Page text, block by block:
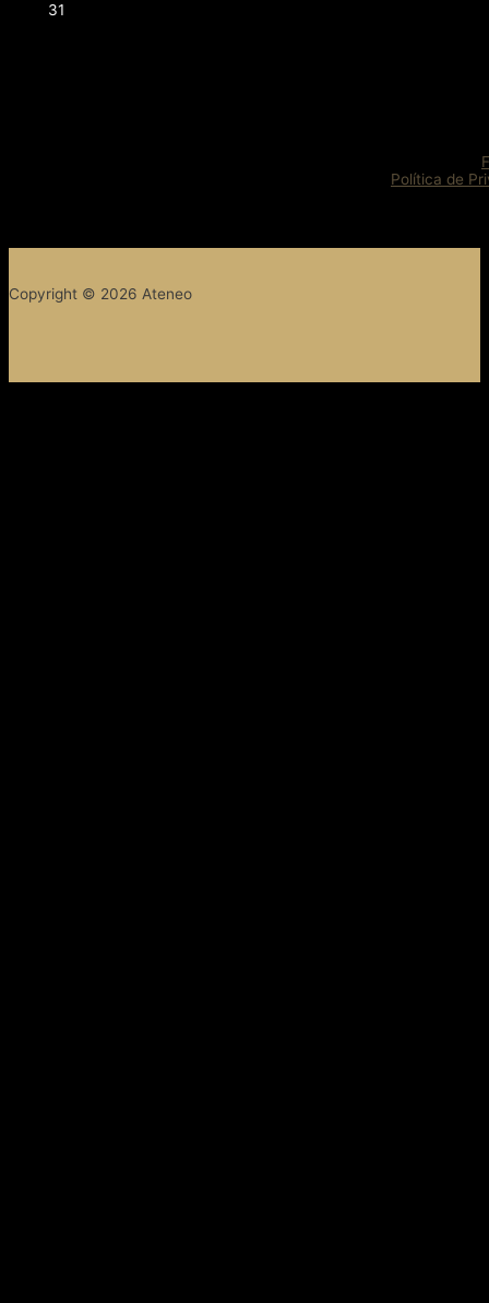
31
Política de
Copyright © 2026 Ateneo